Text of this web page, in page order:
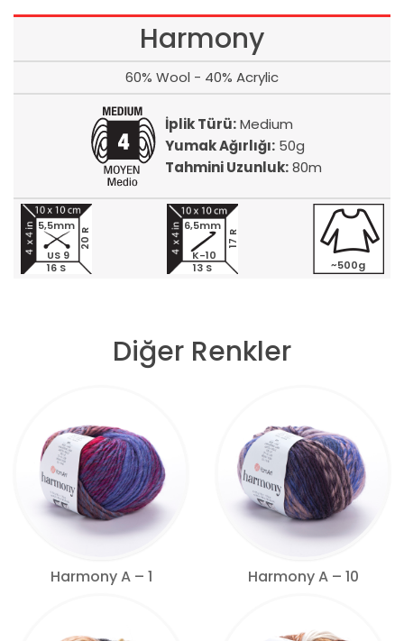
Harmony
60% Wool - 40% Acrylic
İplik Türü:Medium
Yumak Ağırlığı: 50g
Tahmini Uzunluk:80m
16 S
20 R
5,5mm
US 9
13 S
17 R
6,5mm
K-10
~500g
Diğer Renkler
Harmony A – 1 Harmony A – 10